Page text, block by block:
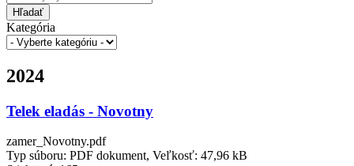
Hľadať
Kategória
2024
Telek eladás - Novotny
zamer_Novotny.pdf
Typ súboru: PDF dokument, Veľkosť: 47,96 kB